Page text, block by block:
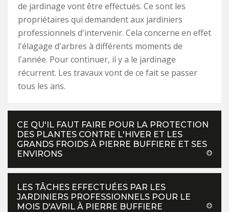
de jardinage vont être effectués. Ce sont les
propriétaires qui demandent aux jardiniers
professionnels d'intervenir. Cela concerne en effet
l'élagage d'arbres à différents moments de
l'année. Pour continuer, il y a le jardinage
récurrent. Les travaux vont de ce fait se passer
tous les ans.
CE QU'IL FAUT FAIRE POUR LA PROTECTION
DES PLANTES CONTRE L'HIVER ET LES
GRANDS FROIDS À PIERRE BUFFIERE ET SES
ENVIRONS
LES TÂCHES EFFECTUÉES PAR LES
JARDINIERS PROFESSIONNELS POUR LE
MOIS D'AVRIL À PIERRE BUFFIERE